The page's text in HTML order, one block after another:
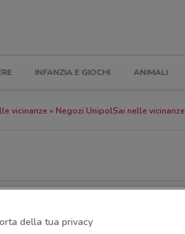
INFANZIA E GIOCHI ANIMALI
vicinanze Negozi UnipolSai nelle vicinanze
della tua privacy